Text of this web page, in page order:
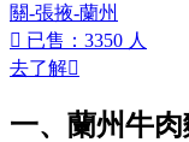
關-張掖-蘭州
 已售：3350 人
去了解
一、蘭州牛